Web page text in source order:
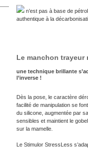
n’est pas à base de
authentique à la
Le manchon trayeur
une technique brillante
l’inverse !
Dès la pose, le caractère
facilité de manipulation se
du silicone, augmentée par
sensibles et maintient le
sur la mamelle.
Le Stimulor StressLess